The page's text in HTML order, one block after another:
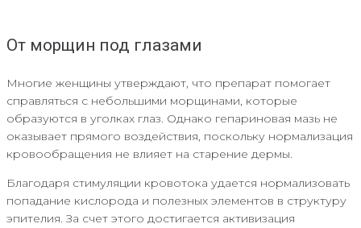
От морщин под глазами
Многие женщины утверждают, что препарат помогает
справляться с небольшими морщинами, которые
образуются в уголках глаз. Однако гепариновая мазь не
оказывает прямого воздействия, поскольку нормализация
кровообращения не влияет на старение дермы.
Благодаря стимуляции кровотока удается нормализовать
попадание кислорода и полезных элементов в структуру
эпителия. За счет этого достигается активизация